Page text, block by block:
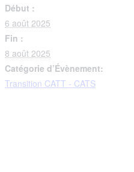
Début :
6 août 2025
Fin :
8 août 2025
Catégorie d’Évènement:
Transition CATT - CATS